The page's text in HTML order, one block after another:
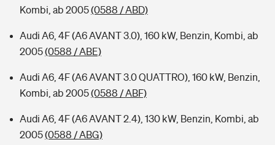
Kombi, ab 2005(0588 / ABD)
Audi A6, 4F (A6 AVANT 3.0), 160 kW, Benzin, Kombi, ab
2005(0588 / ABE)
Audi A6, 4F (A6 AVANT 3.0 QUATTRO), 160 kW, Benzin,
Kombi, ab 2005(0588 / ABF)
Audi A6, 4F (A6 AVANT 2.4), 130 kW, Benzin, Kombi, ab
2005(0588 / ABG)